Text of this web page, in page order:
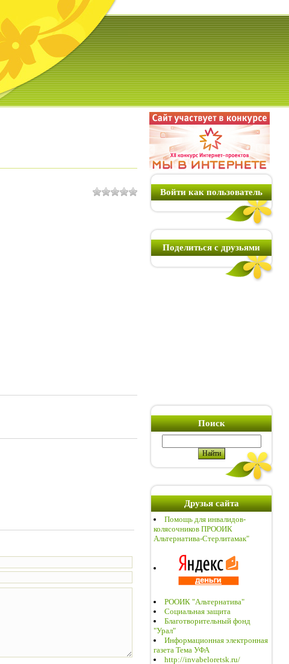
Войти как пользователь
Поделиться с друзьями
Поиск
Друзья сайта
Помощь для инвалидов-
колясочников ПРООИК
Альтернатива-Стерлитамак"
РООИК "Альтернатива"
Социальная защита
Благотворительный фонд
"Урал"
Информационная электронная
газета Тема УФА
http://invabeloretsk.ru/